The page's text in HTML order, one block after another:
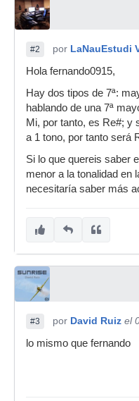
#2 por LaNauEstudi
Hola fernando0915,
Hay dos tipos de 7ª:
hablando de una 7ª
Mi, por tanto, es Re#; y
a 1 tono, por tanto será
Si lo que quereis saber
menor a la tonalidad en
necesitaría saber más
#3 por David Ruiz el
lo mismo que fernando